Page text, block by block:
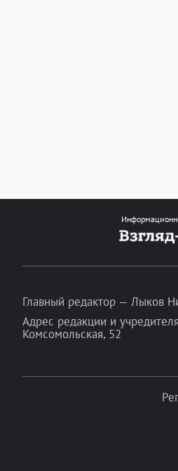
Главный редактор — Лыков
Адрес редакции и
Комсомольская, 52